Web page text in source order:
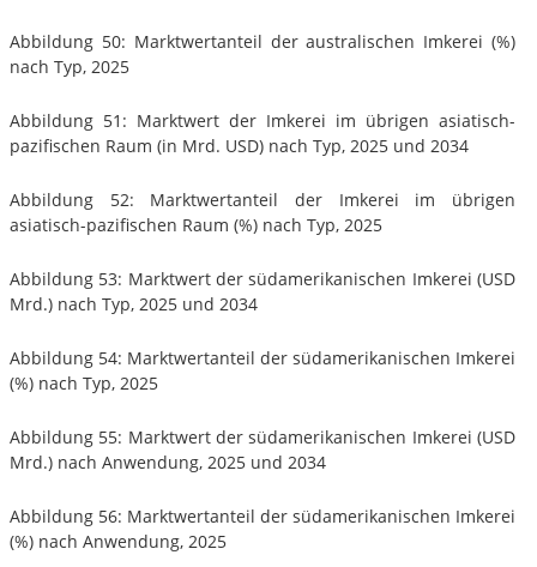
Abbildung 50: Marktwertanteil der australischen Imkerei (%)
nach Typ, 2025
Abbildung 51: Marktwert der Imkerei im übrigen asiatisch-
pazifischen Raum (in Mrd. USD) nach Typ, 2025 und 2034
Abbildung 52: Marktwertanteil der Imkerei im übrigen
asiatisch-pazifischen Raum (%) nach Typ, 2025
Abbildung 53: Marktwert der südamerikanischen Imkerei (USD
Mrd.) nach Typ, 2025 und 2034
Abbildung 54: Marktwertanteil der südamerikanischen Imkerei
(%) nach Typ, 2025
Abbildung 55: Marktwert der südamerikanischen Imkerei (USD
Mrd.) nach Anwendung, 2025 und 2034
Abbildung 56: Marktwertanteil der südamerikanischen Imkerei
(%) nach Anwendung, 2025